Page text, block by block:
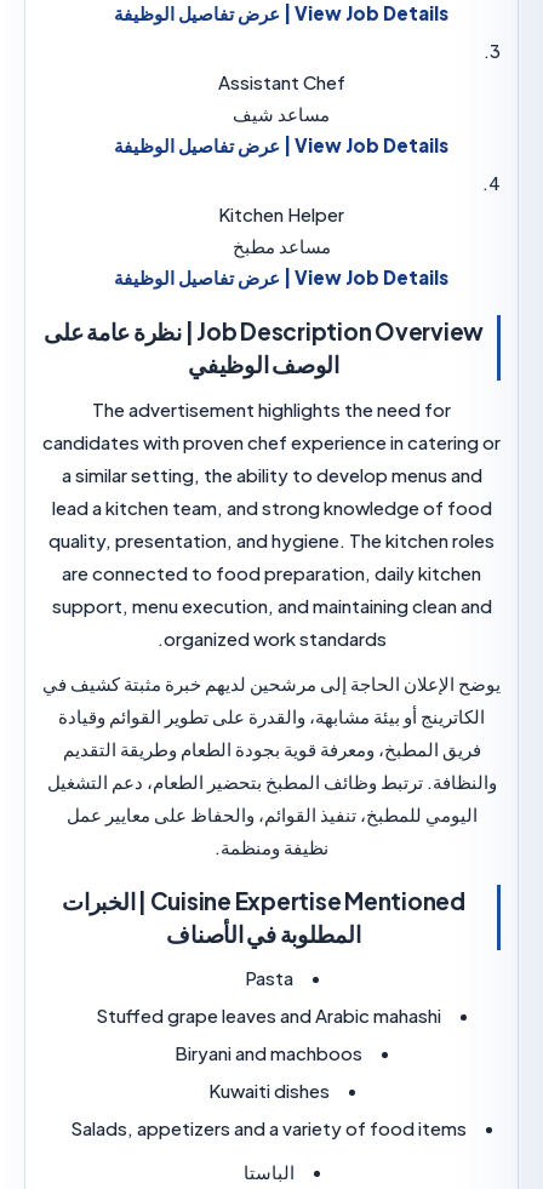
View Job Details | عرض تفاصيل الوظيفة
Assistant Chef
مساعد شيف
View Job Details | عرض تفاصيل الوظيفة
Kitchen Helper
مساعد مطبخ
View Job Details | عرض تفاصيل الوظيفة
Job Description Overview | نظرة عامة على
الوصف الوظيفي
The advertisement highlights the need for
candidates with proven chef experience in
a similar setting, the ability to develop menus
lead a kitchen team, and strong knowledge of
quality, presentation, and hygiene. The kitchen
are connected to food preparation, daily
support, menu execution, and maintaining
organized work standards.
الحاجة إلى مرشحين لديهم خبرة مثبتة كشيف في
أو بيئة مشابهة، والقدرة على تطوير القوائم وقيادة
المطبخ، ومعرفة قوية بجودة الطعام وطريقة التقديم
ترتبط وظائف المطبخ بتحضير الطعام، دعم التشغيل
للمطبخ، تنفيذ القوائم، والحفاظ على معايير عمل
نظيفة ومنظمة.
Cuisine Expertise Mentioned | الخبرات
المطلوبة في الأصناف
Stuffed grape leaves and Arabic mahashi
Biryani and machboos
Kuwaiti dishes
Salads, appetizers and a variety of food